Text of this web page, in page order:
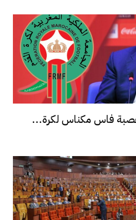
فاس مكناس لكرة...